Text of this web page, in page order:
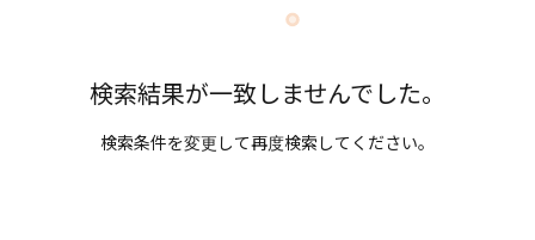
検索結果が一致しませんでした。
検索条件を変更して再度検索してください。